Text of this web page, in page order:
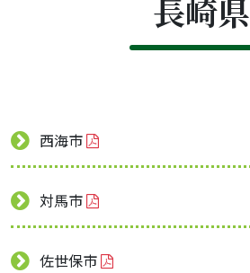
長崎県
西海市
対馬市
佐世保市